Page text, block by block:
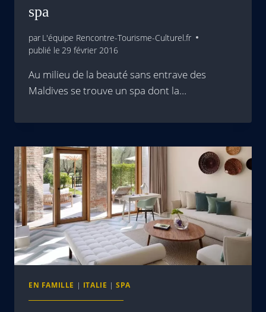
spa
par L'équipe Rencontre-Tourisme-Culturel.fr
publié le 29 février 2016
Au milieu de la beauté sans entrave des
Maldives se trouve un spa dont la…
EN FAMILLE | ITALIE |SPA